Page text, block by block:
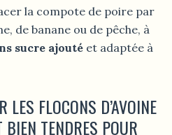
la compote de poire par
de banane ou de pêche, à
sucre ajouté et adaptée à
LES FLOCONS D’AVOINE
BIEN TENDRES POUR